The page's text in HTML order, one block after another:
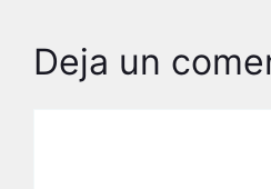
Deja un